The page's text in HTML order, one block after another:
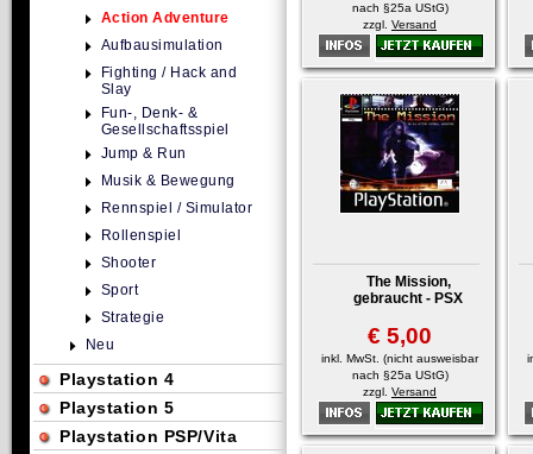
nach §25a UStG)
zzgl. Versand
The Mission,
gebraucht - PSX
€ 5,00
inkl. MwSt. (nicht ausweisbar
nach §25a UStG)
zzgl. Versand
Action Adventure
Aufbausimulation
Fighting / Hack and
Slay
Fun-, Denk- &
Gesellschaftsspiel
Jump & Run
Musik & Bewegung
Rennspiel / Simulator
Rollenspiel
Shooter
Sport
Strategie
Neu
Playstation 4
Playstation 5
Playstation PSP/Vita